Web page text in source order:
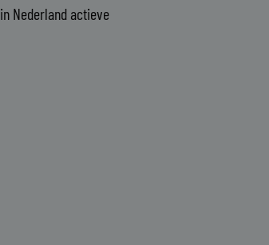
Nederland actieve